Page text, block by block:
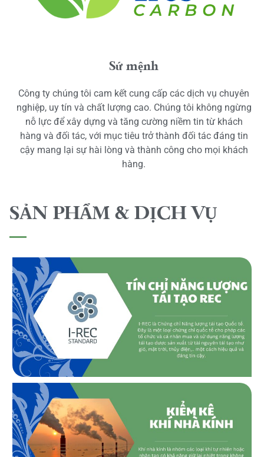
Sứ mệnh
Công ty chúng tôi cam kết cung cấp các dịch vụ chuyên
nghiệp, uy tín và chất lượng cao. Chúng tôi không ngừng
nỗ lực để xây dựng và tăng cường niềm tin từ khách
hàng và đối tác, với mục tiêu trở thành đối tác đáng tin
cậy mang lại sự hài lòng và thành công cho mọi khách
hàng.
SẢN PHẨM & DỊCH VỤ